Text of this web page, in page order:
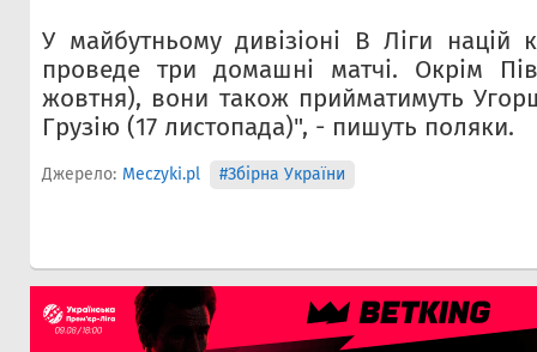
У майбутньому дивізіоні B Ліги націй
проведе три домашні матчі. Окрім
жовтня), вони також прийматимуть
Грузію (17 листопада)", - пишуть поляки.
Джерело: Meczyki.pl #Збірна України